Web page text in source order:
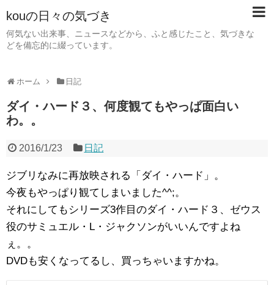
kouの日々の気づき
何気ない出来事、ニュースなどから、ふと感じたこと、気づきな
どを備忘的に綴っています。
ホーム 日記
ダイ・ハード３、何度観てもやっぱ面白い
わ。。
2016/1/23 日記
ジブリなみに再放映される「ダイ・ハード」。
今夜もやっぱり観てしまいました^^;。
それにしてもシリーズ3作目のダイ・ハード３、ゼウス
役のサミュエル・L・ジャクソンがいいんですよね
ぇ。。
DVDも安くなってるし、買っちゃいますかね。